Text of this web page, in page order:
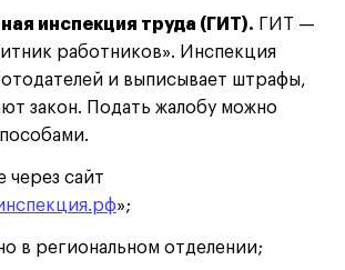
инспекция труда (ГИТ). ГИТ —
работников». Инспекция
и выписывает штрафы,
закон. Подать жалобу можно
через сайт
»;
в региональном отделении;